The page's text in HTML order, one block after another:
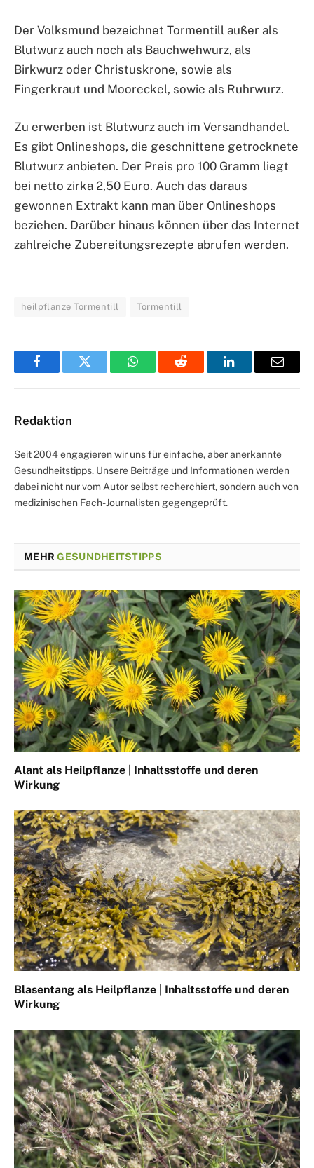
Der Volksmund bezeichnet Tormentill außer als
Blutwurz auch noch als Bauchwehwurz, als
Birkwurz oder Christuskrone, sowie als
Fingerkraut und Mooreckel, sowie als Ruhrwurz.
Zu erwerben ist Blutwurz auch im Versandhandel.
Es gibt Onlineshops, die geschnittene getrocknete
Blutwurz anbieten. Der Preis pro 100 Gramm liegt
bei netto zirka 2,50 Euro. Auch das daraus
gewonnen Extrakt kann man über Onlineshops
beziehen. Darüber hinaus können über das Internet
zahlreiche Zubereitungsrezepte abrufen werden.
heilpflanze Tormentill Tormentill
FacebookTwitter WhatsAppReddit LinkedInEmail
Redaktion
Seit 2004 engagieren wir uns für einfache, aber anerkannte
Gesundheitstipps. Unsere Beiträge und Informationen werden
dabei nicht nur vom Autor selbst recherchiert, sondern auch von
medizinischen Fach-Journalisten gegengeprüft.
MEHRGESUNDHEITSTIPPS
Alant als Heilpflanze | Inhaltsstoffe und deren
Wirkung
Blasentang als Heilpflanze | Inhaltsstoffe und deren
Wirkung